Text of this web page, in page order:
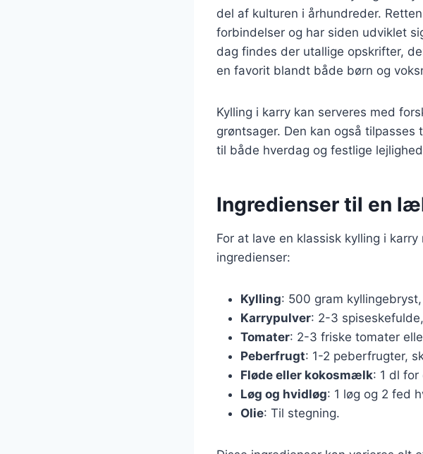
del af kulturen i århundreder.
forbindelser og har siden udviklet
dag findes der utallige opskrifter,
en favorit blandt både børn og
Kylling i karry kan serveres med
grøntsager. Den kan også
til både hverdag og festlige
Ingredienser til en
For at lave en klassisk kylling i
ingredienser:
Kylling: 500 gram
Karrypulver: 2-3
Tomater: 2-3 friske tomater
Peberfrugt: 1-2 peberfrugter,
Fløde eller kokosmælk: 1 dl for
Løg og hvidløg: 1 løg og 2 fed
Olie: Til stegning.